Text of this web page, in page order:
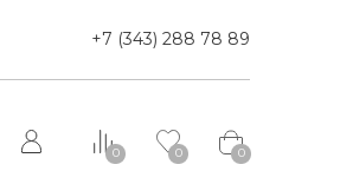
+7 (343) 288 78 89
0 0 0